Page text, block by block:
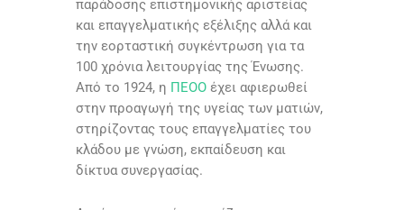
παράδοσης επιστημονικής αριστείας
και επαγγελματικής εξέλιξης αλλά και
την εορταστική συγκέντρωση για τα
100 χρόνια λειτουργίας της Ένωσης.
Από το 1924, η ΠΕΟΟ έχει αφιερωθεί
στην προαγωγή της υγείας των ματιών,
στηρίζοντας τους επαγγελματίες του
κλάδου με γνώση, εκπαίδευση και
δίκτυα συνεργασίας.